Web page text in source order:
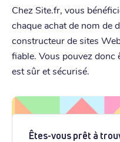
Chez Site.fr, vous
chaque achat de nom de
constructeur de sites
fiable. Vous pouvez donc
est sûr et sécurisé.
Êtes-vous prêt à